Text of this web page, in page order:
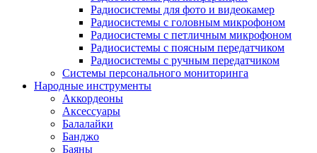
Радиосистемы для фото и видеокамер
Радиосистемы с головным микрофоном
Радиосистемы с петличным микрофоном
Радиосистемы с поясным передатчиком
Радиосистемы с ручным передатчиком
Системы персонального мониторинга
Народные инструменты
Аккордеоны
Аксессуары
Балалайки
Банджо
Баяны